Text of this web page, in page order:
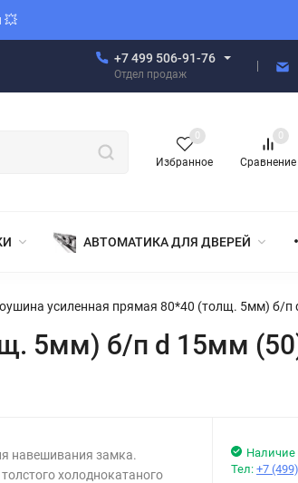
💥
+7 499 506-91-76
Отдел продаж
Избранное
0
Сравнение
0
АВТОМАТИКА ДЛЯ ДВЕРЕЙ
усиленная прямая 80*40 (толщ. 5мм) б/п
5мм) б/п d 15мм
навешивания замка.
холоднокатаного
Наличие
Тел:+7